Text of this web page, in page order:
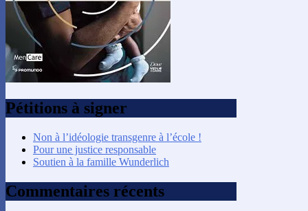
Pétitions à signer
Non à l’idéologie transgenre à l’école !
Pour une justice responsable
Soutien à la famille Wunderlich
Commentaires récents